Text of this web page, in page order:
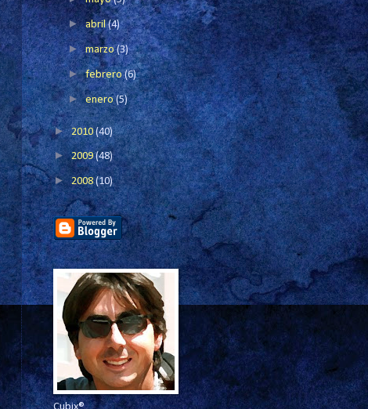
►abril(4)
►marzo(3)
►febrero(6)
►enero(5)
►2010(40)
►2009(48)
►2008(10)